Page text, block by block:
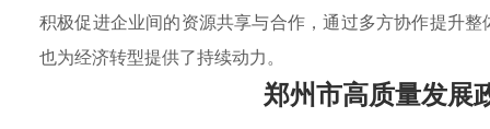
积极促进企业间的资源共享与合作，通过多方协作提升
也为经济转型提供了持续动力。
郑州市高质量发展